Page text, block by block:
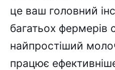
це ваш головний
багатьох фермерів
найпростіший
працює